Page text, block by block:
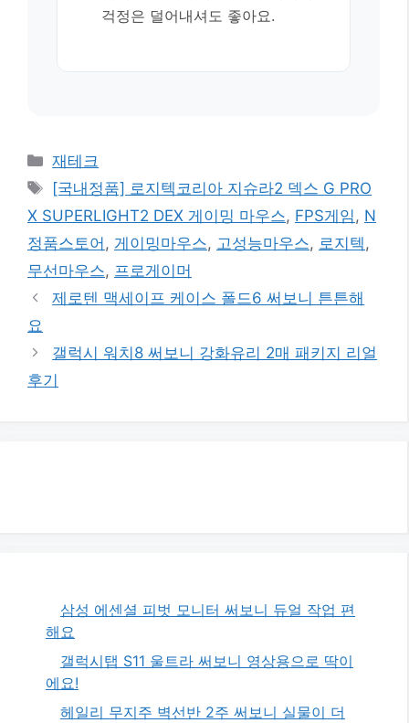
걱정은 덜어내셔도 좋아요.
카
테
리
재테크
태
그
[국내정품] 로지텍코리아 지슈라2 덱스 G PRO
X SUPERLIGHT2 DEX 게이밍 마우스, FPS게임, N
정품스토어 , 게이밍마우스, 고성능마우스, 로지텍,
무선마우스, 프로게이머
제로텐 맥세이프 케이스 폴드6 써보니 튼튼해
요
갤럭시 워치8 써보니 강화유리 2매 패키지 리얼
후기
삼성 에센셜 피벗 모니터 써보니 듀얼 작업 편
해요
갤럭시탭 S11 울트라 써보니 영상용으로 딱이
에요!
헤일리 무지주 벽선반 2주 써보니 실물이 더